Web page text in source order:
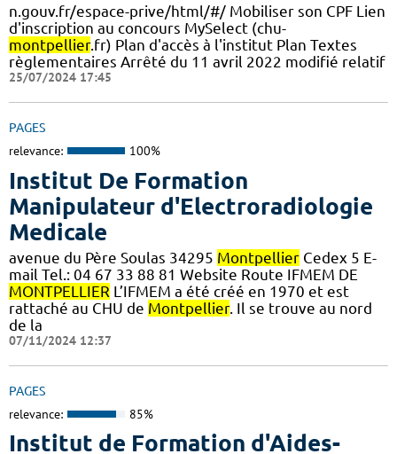
n.gouv.fr/espace-prive/html/#/ Mobiliser son CPF Lien
d'inscription au concours MySelect (chu-
montpellier.fr) Plan d'accès à l'institut Plan Textes
règlementaires Arrêté du 11 avril 2022 modifié relatif
25/07/2024 17:45
PAGES
relevance: 100%
Institut De Formation
Manipulateur d'Electroradiologie
Medicale
avenue du Père Soulas 34295 Montpellier Cedex 5 E-
mail Tel.: 04 67 33 88 81 Website Route IFMEM DE
MONTPELLIER L’IFMEM a été créé en 1970 et est
rattaché au CHU de Montpellier. Il se trouve au nord
de la
07/11/2024 12:37
PAGES
relevance: 85%
Institut de Formation d'Aides-